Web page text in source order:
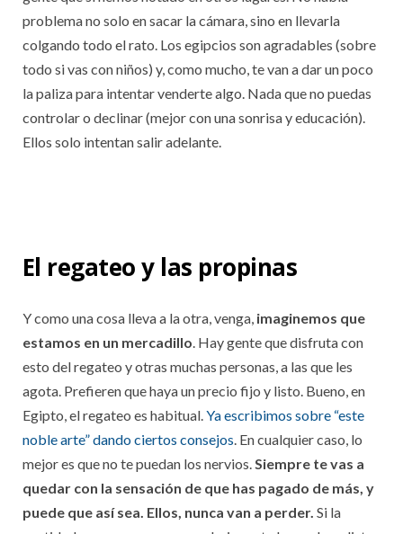
problema no solo en sacar la cámara, sino en llevarla
colgando todo el rato. Los egipcios son agradables (sobre
todo si vas con niños) y, como mucho, te van a dar un poco
la paliza para intentar venderte algo. Nada que no puedas
controlar o declinar (mejor con una sonrisa y educación).
Ellos solo intentan salir adelante.
El regateo y las propinas
Y como una cosa lleva a la otra, venga, imaginemos que
estamos en un mercadillo . Hay gente que disfruta con
esto del regateo y otras muchas personas, a las que les
agota. Prefieren que haya un precio fijo y listo. Bueno, en
Egipto, el regateo es habitual. Ya escribimos sobre “este
noble arte” dando ciertos consejos . En cualquier caso, lo
mejor es que no te puedan los nervios. Siempre te vas a
quedar con la sensación de que has pagado de más, y
puede que así sea. Ellos, nunca van a perder. Si la